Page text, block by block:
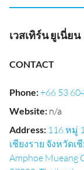
เวสเทิร์น ยูเนี่ยน
CONTACT
Phone:+66 53
Website: n/a
Address: 116 หมู่
เชียงราย จังหวัดเ
Amphoe Mueang